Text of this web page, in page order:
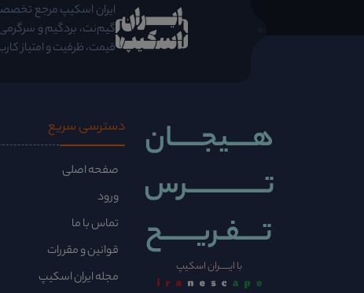
ایران اسکیپ مرجع تخصصی
گیم‌نت، بردگیم و
قیمت، ظرفیت و امتیاز
هــــیجـــــان
تــــــــــــــرس
تــــفـریــــــح
با ایــــــران اسکیپ
دسترسی سریع
صفحه اصلی
ورود
تماس با ما
قوانین و مقررات
مجله ایران اسکیپ